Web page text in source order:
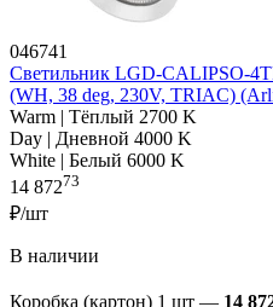
046741
Светильник LGD-CALIPSO-
(WH, 38 deg, 230V, TRIAC)
Warm | Тёплый 2700 K
Day | Дневной 4000 K
White | Белый 6000 K
14 87273
₽/шт
В наличии
Коробка (картон) 1 шт — 14